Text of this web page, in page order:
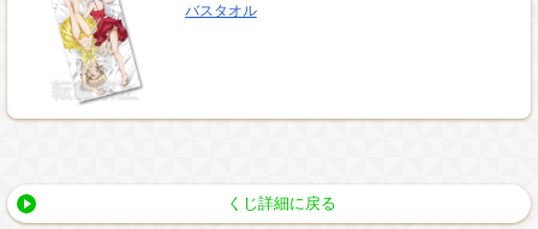
バスタオル
くじ詳細に戻る